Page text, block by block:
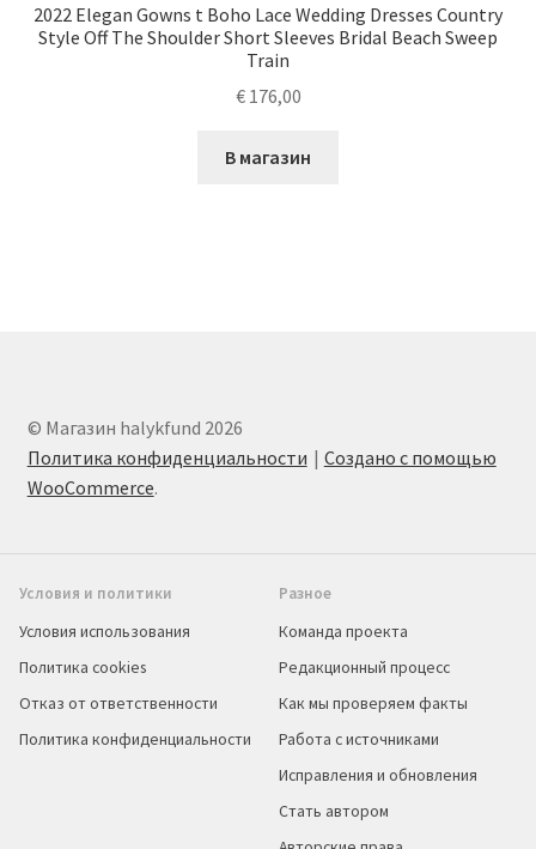
2022 Elegan Gowns t Boho Lace Wedding Dresses Country
Style Off The Shoulder Short Sleeves Bridal Beach Sweep
Train
€176,00
В магазин
© Магазин halykfund 2026
Политика конфиденциальности
Создано с помощью
WooCommerce.
Условия и политики
Условия использования
Политика cookies
Отказ от ответственности
Политика конфиденциальности
Разное
Команда проекта
Редакционный процесс
Как мы проверяем факты
Работа с источниками
Исправления и обновления
Стать автором